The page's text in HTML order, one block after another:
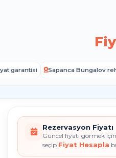
garantisi Sapanca Bungalov
Rezervasyon Fiyatı
Güncel fiyatı görmek
seçip Fiyat Hesapla